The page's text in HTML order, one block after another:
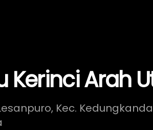
Kerinci Arah
Kec.